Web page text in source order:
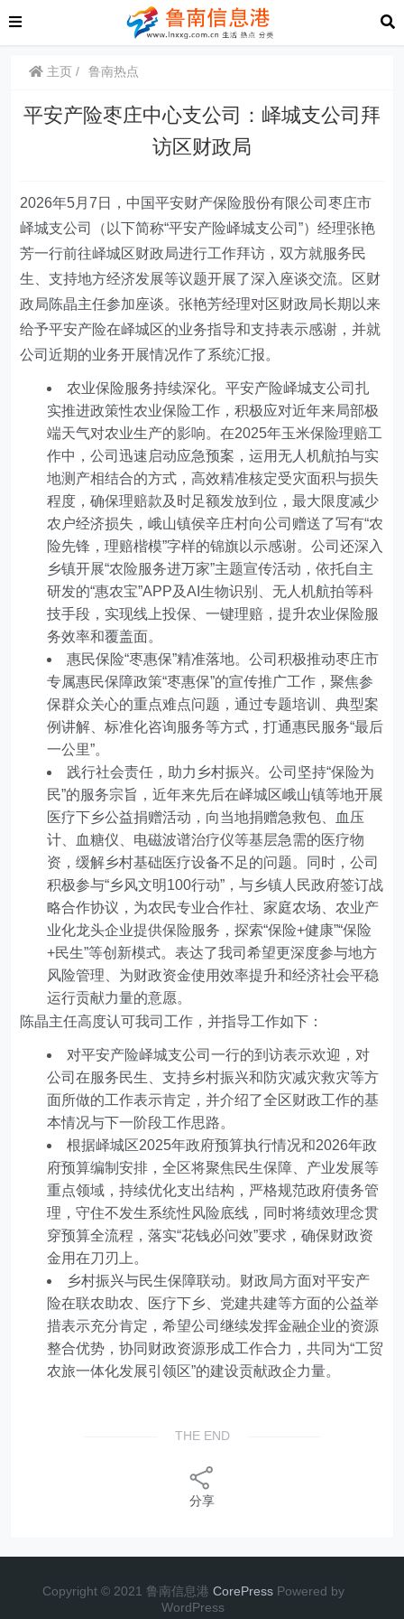
主页 鲁南热点
平安产险枣庄中心支公司：峄城支公司拜
访区财政局
2026年5月7日，中国平安财产保险股份有限公司枣庄市
峄城支公司（以下简称“平安产险峄城支公司”）经理张艳
芳一行前往峄城区财政局进行工作拜访，双方就服务民
生、支持地方经济发展等议题开展了深入座谈交流。区财
政局陈晶主任参加座谈。张艳芳经理对区财政局长期以来
给予平安产险在峄城区的业务指导和支持表示感谢，并就
公司近期的业务开展情况作了系统汇报。
农业保险服务持续深化。平安产险峄城支公司扎
实推进政策性农业保险工作，积极应对近年来局部极
端天气对农业生产的影响。在2025年玉米保险理赔工
作中，公司迅速启动应急预案，运用无人机航拍与实
地测产相结合的方式，高效精准核定受灾面积与损失
程度，确保理赔款及时足额发放到位，最大限度减少
农户经济损失，峨山镇侯辛庄村向公司赠送了写有“农
险先锋，理赔楷模”字样的锦旗以示感谢。公司还深入
乡镇开展“农险服务进万家”主题宣传活动，依托自主
研发的“惠农宝”APP及AI生物识别、无人机航拍等科
技手段，实现线上投保、一键理赔，提升农业保险服
务效率和覆盖面。
惠民保险“枣惠保”精准落地。公司积极推动枣庄市
专属惠民保障政策“枣惠保”的宣传推广工作，聚焦参
保群众关心的重点难点问题，通过专题培训、典型案
例讲解、标准化咨询服务等方式，打通惠民服务“最后
一公里”。
践行社会责任，助力乡村振兴。公司坚持“保险为
民”的服务宗旨，近年来先后在峄城区峨山镇等地开展
医疗下乡公益捐赠活动，向当地捐赠急救包、血压
计、血糖仪、电磁波谱治疗仪等基层急需的医疗物
资，缓解乡村基础医疗设备不足的问题。同时，公司
积极参与“乡风文明100行动”，与乡镇人民政府签订战
略合作协议，为农民专业合作社、家庭农场、农业产
业化龙头企业提供保险服务，探索“保险+健康”“保险
+民生”等创新模式。表达了我司希望更深度参与地方
风险管理、为财政资金使用效率提升和经济社会平稳
运行贡献力量的意愿。
陈晶主任高度认可我司工作，并指导工作如下：
对平安产险峄城支公司一行的到访表示欢迎，对
公司在服务民生、支持乡村振兴和防灾减灾救灾等方
面所做的工作表示肯定，并介绍了全区财政工作的基
本情况与下一阶段工作思路。
根据峄城区2025年政府预算执行情况和2026年政
府预算编制安排，全区将聚焦民生保障、产业发展等
重点领域，持续优化支出结构，严格规范政府债务管
理，守住不发生系统性风险底线，同时将绩效理念贯
穿预算全流程，落实“花钱必问效”要求，确保财政资
金用在刀刃上。
乡村振兴与民生保障联动。财政局方面对平安产
险在联农助农、医疗下乡、党建共建等方面的公益举
措表示充分肯定，希望公司继续发挥金融企业的资源
整合优势，协同财政资源形成工作合力，共同为“工贸
农旅一体化发展引领区”的建设贡献政企力量。
THE END
分享
Copyright © 2021 鲁南信息港 CorePress Powered by
WordPress